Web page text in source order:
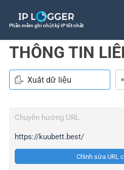
Phần mềm ghi nhật ký IP tốt nhất
THÔNG TIN
Xuất dữ liệu
Chuyển hướng URL
https://kuubett.best/
Chỉnh sửa URL